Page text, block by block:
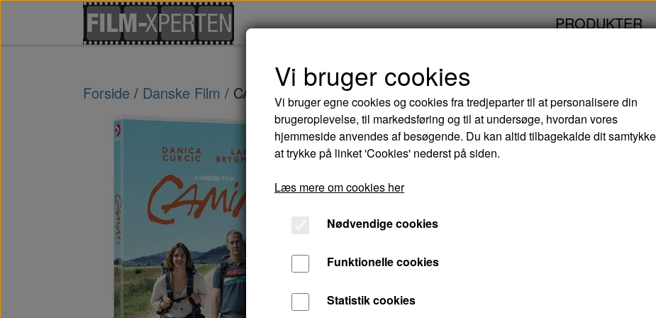
PRODUKTER
Forside Danske Film CAMINO - DVD
CAMINO - DVD
55,00 kr.
Det humoristiske drama CAMINO skildrer det
datter, som for alvor bliver sat på prøve, da de
hendes sidste ønske.
Vi bruger cookies
Vi bruger egne cookies og cookies fra tredjeparter til at personalisere din
brugeroplevelse, til markedsføring og til at undersøge, hvordan vores
hjemmeside anvendes af besøgende. Du kan altid tilbagekalde dit
at trykke på linket 'Cookies' nederst på siden.
Læs mere om cookies her
Nødvendige cookies
Funktionelle cookies
Statistik cookies